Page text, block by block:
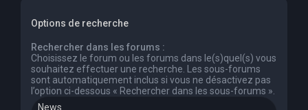
Options de recherche
Rechercher dans les forums :
Choisissez le forum ou les forums dans le(s)quel(s) vous
souhaitez effectuer une recherche. Les sous-forums
sont automatiquement inclus si vous ne désactivez pas
l’option ci-dessous « Rechercher dans les sous-forums ».